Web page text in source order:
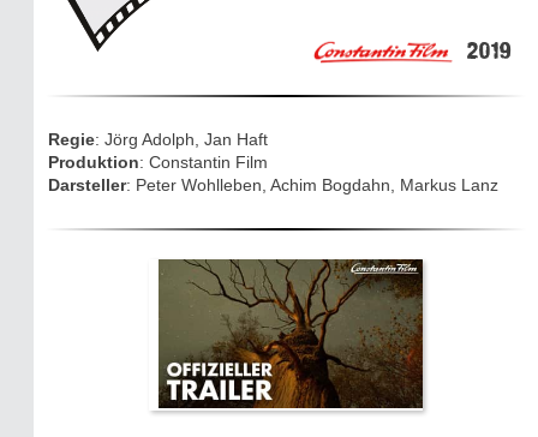
Eifelkarte:
Drehorte & Tatorte
TV & Kino
Die Stars:
2019
Regie: Jörg Adolph, Jan Haft
Produktion: Constantin Film
Darsteller: Peter Wohlleben, Achim Bogdahn, Markus Lanz